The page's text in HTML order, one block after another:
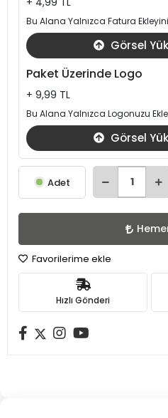
Bu Alana Yalnızca Fatura
Görsel
Paket Üzerinde Logo
+ 9,99 TL
Bu Alana Yalnızca Logonuzu
Görsel
Adet
Favorilerime ekle
Hızlı Gönderi